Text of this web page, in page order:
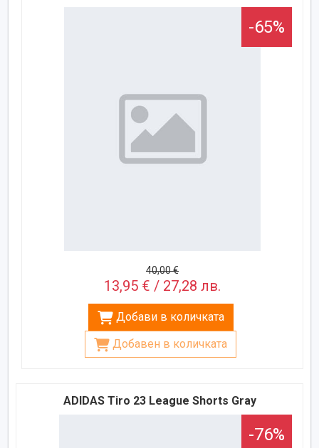
-65%
40,00 €
13,95 € / 27,28 лв.
Добави в количката
Добавен в количката
ADIDAS Tiro 23 League Shorts Gray
-76%